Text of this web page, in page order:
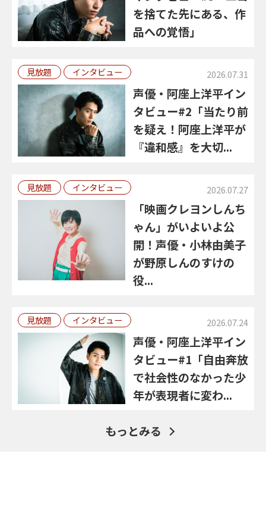
を捨てた先にある、作
品への覚悟」
見放題 インタビュー 2026.07.31
声優・阿座上洋平イン
タビュー#2「当たり前
を疑え！阿座上洋平が
『違和感』を大切...
見放題 インタビュー 2026.07.27
「映画クレヨンしんち
ゃん」がいよいよ公
開！声優・小林由美子
が野原しんのすけの
役...
見放題 インタビュー 2026.07.24
声優・阿座上洋平イン
タビュー#1「自由奔放
で社会性のなかった少
年が表現者に変わ...
もっとみる